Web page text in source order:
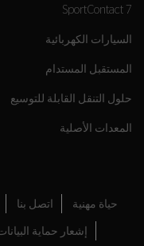
SportContact 7
السيارات الكهربائية
المستقبل المستدام
حلول التنقل القابلة للتوسيع
المعدات الأصلية
حياة مهنية اتصل بنا
إشعار حماية